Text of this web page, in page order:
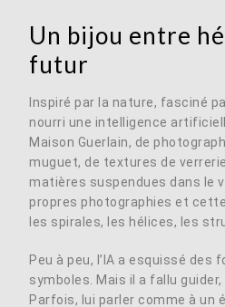
Un bijou entre
futur
Inspiré par la nature, fasciné
nourri une intelligence
Maison Guerlain, de
muguet, de textures de
matières suspendues dans le
propres photographies et
les spirales, les hélices, les
Peu à peu, l’IA a esquissé des
symboles. Mais il a fallu
Parfois, lui parler comme à un